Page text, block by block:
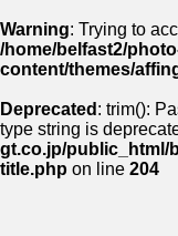
Warning: Trying to
/home/belfast2/
content/themes/
Deprecated : trim():
type string is
gt.co.jp/public_html/
title.php on line 204